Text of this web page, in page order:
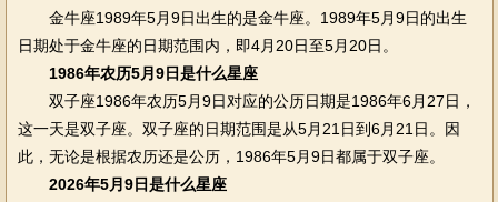
金牛座1989年5月9日出生的是金牛座。1989年5月9日的出生
日期处于金牛座的日期范围内，即4月20日至5月20日。
1986年农历5月9日是什么星座
双子座1986年农历5月9日对应的公历日期是1986年6月27日，
这一天是双子座。双子座的日期范围是从5月21日到6月21日。因
此，无论是根据农历还是公历，1986年5月9日都属于双子座。
2026年5月9日是什么星座